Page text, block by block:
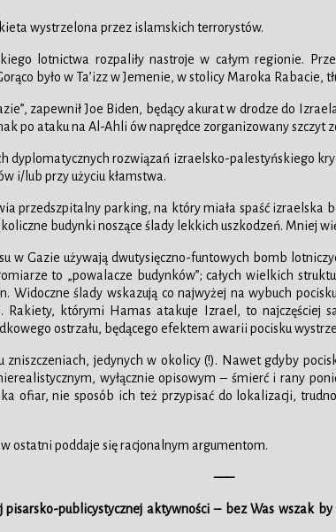
wystrzelona przez islamskich terrorystów.
lotnictwa rozpaliły nastroje w całym regionie.
było w Ta’izz w Jemenie, w stolicy Maroka Rabacie,
zapewnił Joe Biden, będący akurat w drodze do
po ataku na Al-Ahli ów naprędce zorganizowany szczyt
dyplomatycznych rozwiązań izraelsko-palestyńskiego
i/lub przy użyciu kłamstwa.
przedszpitalny parking, na który miała spaść
budynki noszące ślady lekkich uszkodzeń. Mniej
Gazie używają dwutysięczno-funtowych bomb
to „powalacze budynków”; całych wielkich
Widoczne ślady wskazują co najwyżej na wybuch
Rakiety, którymi Hamas atakuje Izrael, to
ostrzału, będącego efektem awarii pocisku
jedynych w okolicy (!). Nawet gdyby
wyłącznie opisowym – śmierć i rany
ofiar, nie sposób ich też przypisać do lokalizacji,
ostatni poddaje się racjonalnym argumentom.
—–
publicystycznej aktywności – bez Was wszak